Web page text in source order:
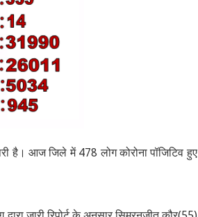
है। आज जिले में 478 लोग कोरोना पॉजिटिव